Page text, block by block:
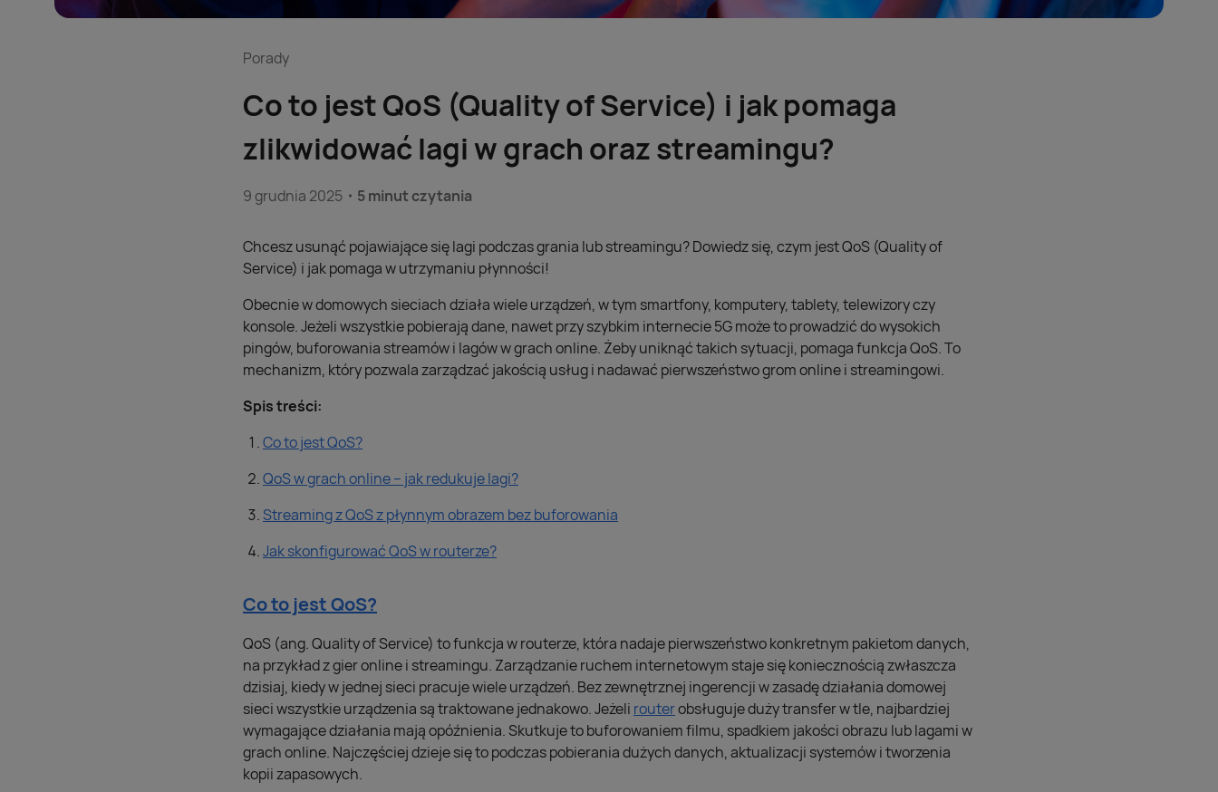
Porady
Co to jest QoS (Quality of Service) i jak pomaga
zlikwidować lagi w grach oraz streamingu?
9 grudnia 2025 5 minut czytania
Chcesz usunąć pojawiające się lagi podczas grania lub streamingu? Dowiedz się, czym jest QoS (Quality of
Service) i jak pomaga w utrzymaniu płynności!
Obecnie w domowych sieciach działa wiele urządzeń, w tym smartfony, komputery, tablety, telewizory czy
konsole. Jeżeli wszystkie pobierają dane, nawet przy szybkim internecie 5G może to prowadzić do wysokich
pingów, buforowania streamów i lagów w grach online. Żeby uniknąć takich sytuacji, pomaga funkcja QoS. To
mechanizm, który pozwala zarządzać jakością usług i nadawać pierwszeństwo grom online i streamingowi.
Spis treści:
Co to jest QoS?
QoS w grach online – jak redukuje lagi?
Streaming z QoS z płynnym obrazem bez buforowania
Jak skonfigurować QoS w routerze?
Co to jest QoS?
QoS (ang. Quality of Service) to funkcja w routerze, która nadaje pierwszeństwo konkretnym pakietom danych,
na przykład z gier online i streamingu. Zarządzanie ruchem internetowym staje się koniecznością zwłaszcza
dzisiaj, kiedy w jednej sieci pracuje wiele urządzeń. Bez zewnętrznej ingerencji w zasadę działania domowej
sieci wszystkie urządzenia są traktowane jednakowo. Jeżeli routerobsługuje duży transfer w tle, najbardziej
wymagające działania mają opóźnienia. Skutkuje to buforowaniem filmu, spadkiem jakości obrazu lub lagami w
grach online. Najczęściej dzieje się to podczas pobierania dużych danych, aktualizacji systemów i tworzenia
kopii zapasowych.